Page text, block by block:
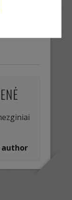
author